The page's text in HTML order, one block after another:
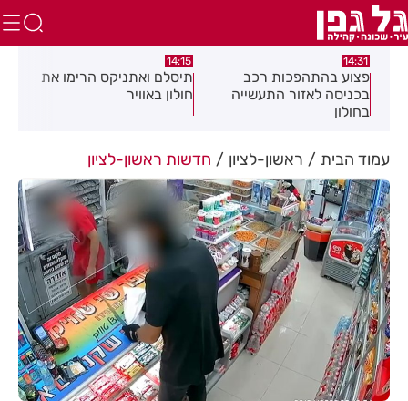
14:31
פצוע בהתהפכות רכב
בכניסה לאזור התעשייה
בחולון
14:15
תיסלם ואתניקס הרימו את
חולון באוויר
עמוד הבית ראשון-לציון חדשות ראשון-לציון